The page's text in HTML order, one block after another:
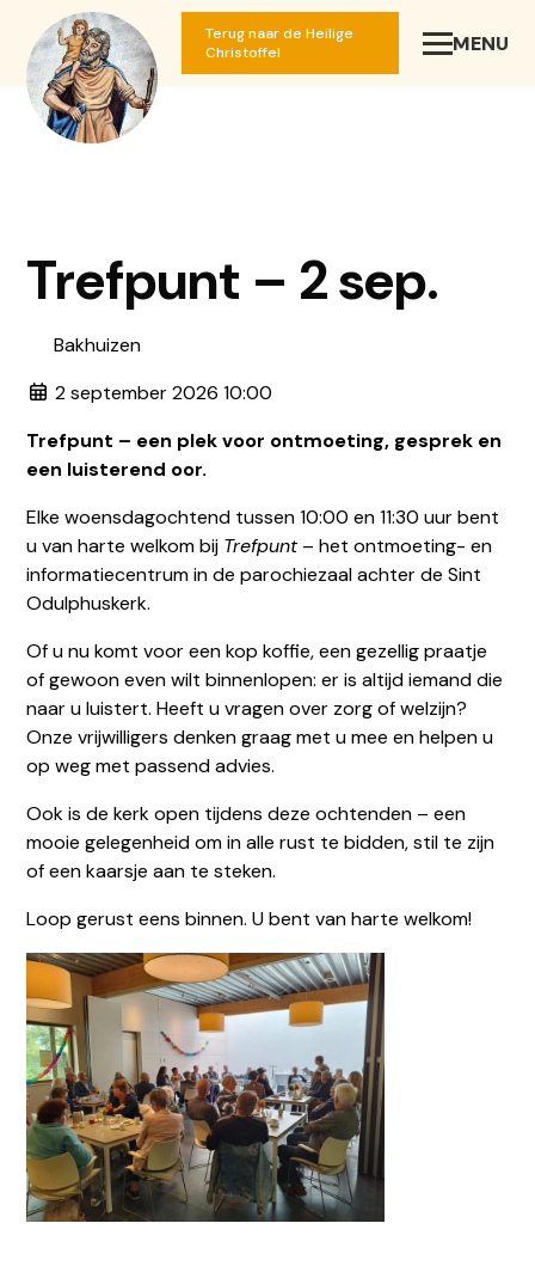
Terug naar de Heilige
Christoffel
MENU
SLUIT
locatiebakhuizen@dechristoffel.nl
Trefpunt – 2 sep.
Bakhuizen
2 september 2026 10:00
Trefpunt – een plek voor ontmoeting, gesprek en
een luisterend oor.
Elke woensdagochtend tussen 10:00 en 11:30 uur bent
u van harte welkom bij Trefpunt– het ontmoeting- en
informatiecentrum in de parochiezaal achter de Sint
Odulphuskerk.
Of u nu komt voor een kop koffie, een gezellig praatje
of gewoon even wilt binnenlopen: er is altijd iemand die
naar u luistert. Heeft u vragen over zorg of welzijn?
Onze vrijwilligers denken graag met u mee en helpen u
op weg met passend advies.
Ook is de kerk open tijdens deze ochtenden – een
mooie gelegenheid om in alle rust te bidden, stil te zijn
of een kaarsje aan te steken.
Loop gerust eens binnen. U bent van harte welkom!